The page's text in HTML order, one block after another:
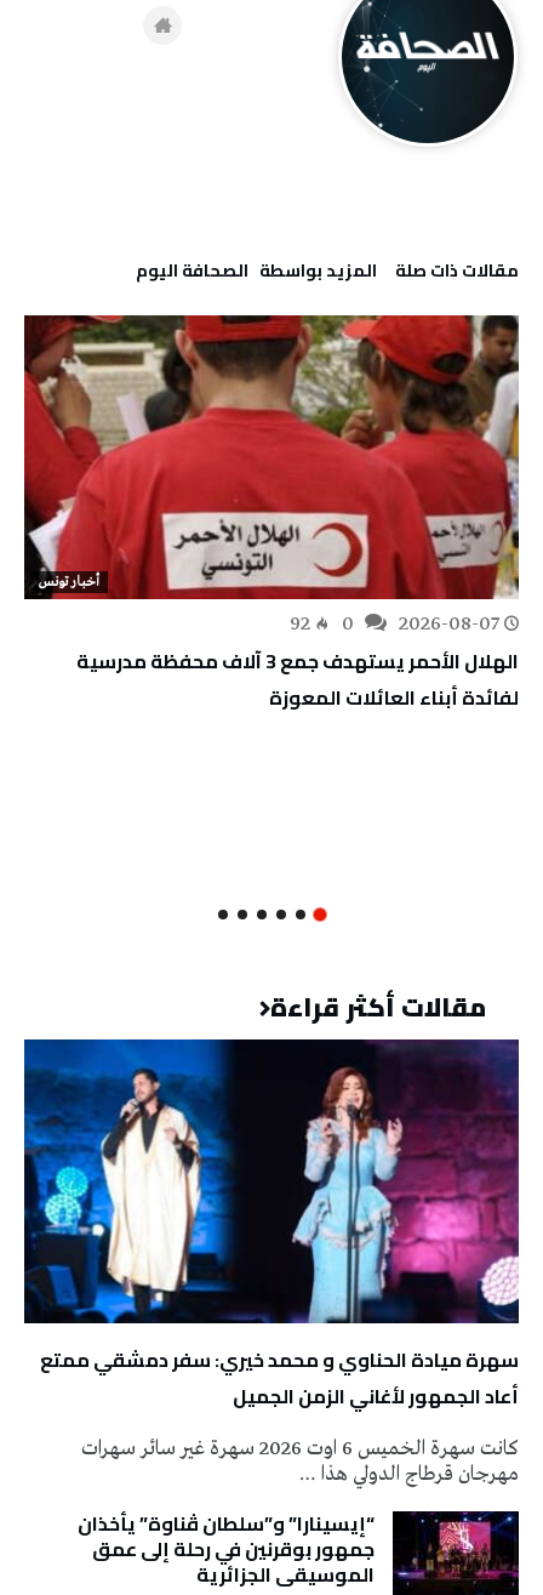
‫مقالات ذات صلة‬ ‫‫المزيد بواسطة‬ ‬ ‭ ‬الصحافة‭ ‬اليوم
أخبار تونس
2026-08-07
92
الهلال الأحمر يستهدف جمع 3 آلاف محفظة مدرسية
لفائدة أبناء العائلات المعوزة
مقالات أكثر قراءة
سهرة ميادة الحناوي و محمد خيري: سفر دمشقي ممتع
أعاد الجمهور لأغاني الزمن الجميل
كانت سهرة الخميس 6 اوت 2026 سهرة غير سائر سهرات
مهرجان قرطاج الدولي هذا …
“إيسينارا” و”سلطان ڤناوة” يأخذان
جمهور بوقرنين في رحلة إلى عمق
الموسيقى الجزائرية